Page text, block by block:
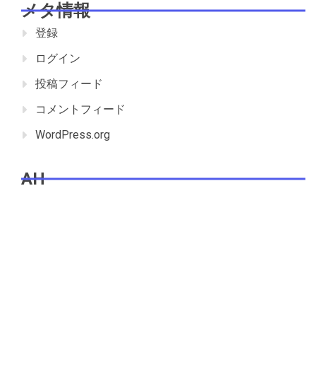
メタ情報
登録
ログイン
投稿フィード
コメントフィード
WordPress.org
AH